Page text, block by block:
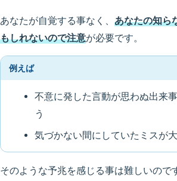
あなたが自覚する事なく、 あなたの知ら
もしれないので注意が必要です。
例えば
不意に発した言動が思わぬ出来
う
気づかない間にしていたミスが
そのような予兆を感じる事は難しいので